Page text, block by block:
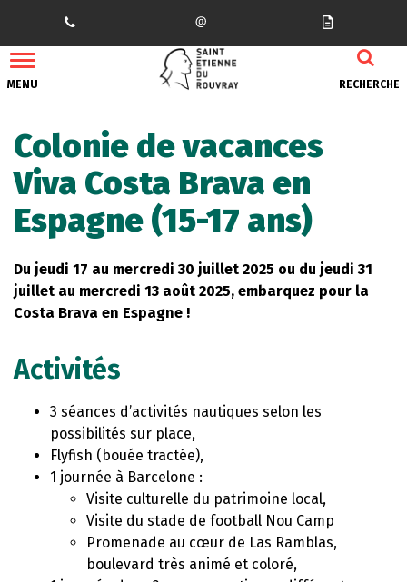
MENU RECHERCHE
Colonie de vacances
Viva Costa Brava en
Espagne (15-17 ans)
Du jeudi 17 au mercredi 30 juillet 2025 ou du jeudi 31
juillet au mercredi 13 août 2025, embarquez pour la
Costa Brava en Espagne !
Activités
3 séances d’activités nautiques selon les
possibilités sur place,
Flyfish (bouée tractée),
1 journée à Barcelone :
Visite culturelle du patrimoine local,
Visite du stade de football Nou Camp
Promenade au cœur de Las Ramblas,
boulevard très animé et coloré,